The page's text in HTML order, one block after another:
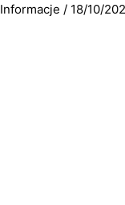
Informacje / 18/10/